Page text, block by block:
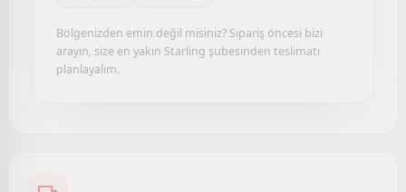
Bölgenizden emin değil misiniz? Sipariş öncesi bizi
arayın, size en yakın Starling şubesinden teslimatı
planlayalım.